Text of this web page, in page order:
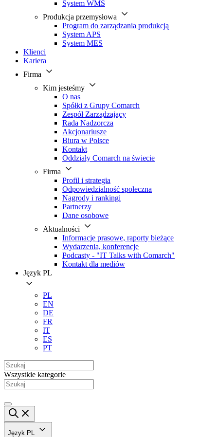
System WMS
Produkcja przemysłowa
Program do zarządzania produkcją
System APS
System MES
Klienci
Kariera
Firma
Kim jesteśmy
O nas
Spółki z Grupy Comarch
Zespół Zarządzający
Rada Nadzorcza
Akcjonariusze
Biura w Polsce
Kontakt
Oddziały Comarch na świecie
Firma
Profil i strategia
Odpowiedzialność społeczna
Nagrody i rankingi
Partnerzy
Dane osobowe
Aktualności
Informacje prasowe, raporty bieżące
Wydarzenia, konferencje
Podcasty - "IT Talks with Comarch"
Kontakt dla mediów
Język PL
PL
EN
DE
FR
IT
ES
PT
Wszystkie kategorie
Język PL